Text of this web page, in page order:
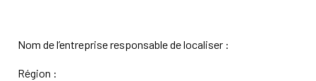
Nom de l’entreprise responsable de localiser :
Région :